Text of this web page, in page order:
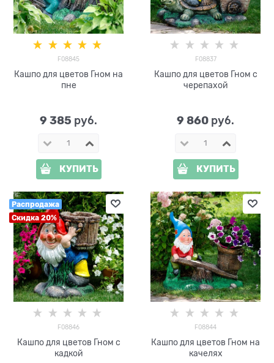
F08845
Кашпо для цветов Гном на
пне
9 385 руб.
КУПИТЬ
F08837
Кашпо для цветов Гном c
черепахой
9 860 руб.
КУПИТЬ
Распродажа
Скидка 20%
F08846
Кашпо для цветов Гном с
кадкой
F08844
Кашпо для цветов Гном на
качелях